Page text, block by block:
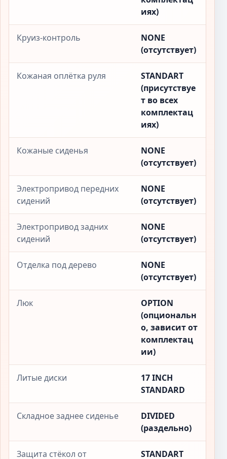
иях)
Круиз-контроль
NONE
(отсутствует)
Кожаная оплётка руля
STANDART
(присутствуе
т во всех
комплектац
иях)
Кожаные сиденья
NONE
(отсутствует)
Электропривод передних
сидений
NONE
(отсутствует)
Электропривод задних
сидений
NONE
(отсутствует)
Отделка под дерево
NONE
(отсутствует)
Люк
OPTION
(опциональн
о, зависит от
комплектац
ии)
Литые диски
17 INCH
STANDARD
Складное заднее сиденье
DIVIDED
(раздельно)
Защита стёкол от
STANDART